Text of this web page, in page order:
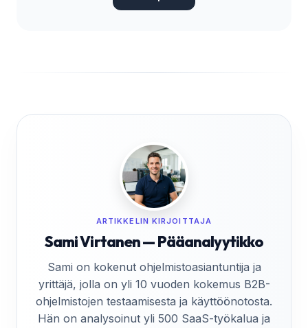
ARTIKKELIN KIRJOITTAJA
Sami Virtanen — Pääanalyytikko
Sami on kokenut ohjelmistoasiantuntija ja
yrittäjä, jolla on yli 10 vuoden kokemus B2B-
ohjelmistojen testaamisesta ja käyttöönotosta.
Hän on analysoinut yli 500 SaaS-työkalua ja